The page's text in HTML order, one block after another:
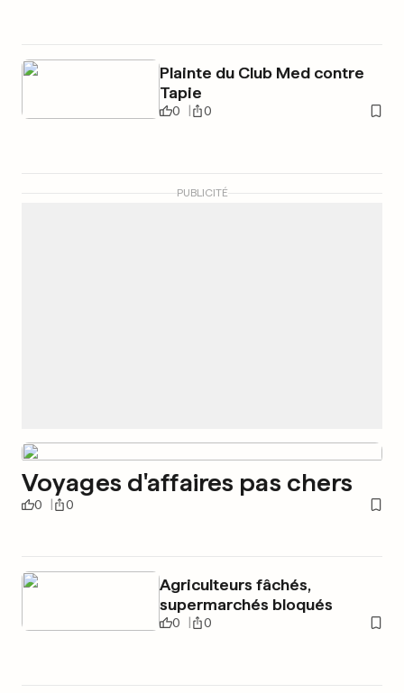
Plainte du Club Med contre
Tapie
0 0
PUBLICITÉ
Voyages d'affaires pas chers
0 0
Agriculteurs fâchés,
supermarchés bloqués
0 0